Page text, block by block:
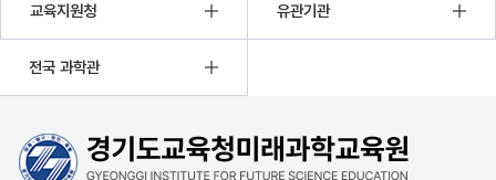
교육지원청 유관기관
전국 과학관